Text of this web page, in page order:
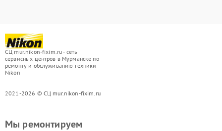
СЦ mur.nikon-fixim.ru - сеть
сервисных центров в Мурманске по
ремонту и обслуживанию техники
Nikon
2021-2026 © СЦ mur.nikon-fixim.ru
Мы ремонтируем